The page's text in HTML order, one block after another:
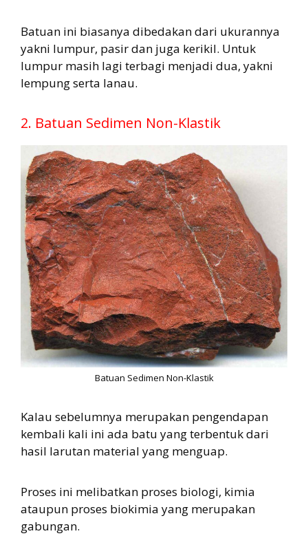
Batuan ini biasanya dibedakan dari ukurannya
yakni lumpur, pasir dan juga kerikil. Untuk
lumpur masih lagi terbagi menjadi dua, yakni
lempung serta lanau.
2. Batuan Sedimen Non-Klastik
Batuan Sedimen Non-Klastik
Kalau sebelumnya merupakan pengendapan
kembali kali ini ada batu yang terbentuk dari
hasil larutan material yang menguap.
Proses ini melibatkan proses biologi, kimia
ataupun proses biokimia yang merupakan
gabungan.